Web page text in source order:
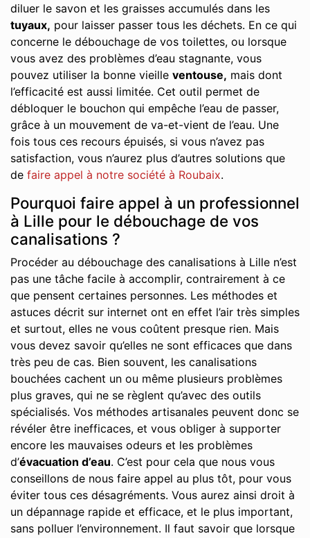
diluer le savon et les graisses accumulés dans les
tuyaux, pour laisser passer tous les déchets. En ce qui
concerne le débouchage de vos toilettes, ou lorsque
vous avez des problèmes d’eau stagnante, vous
pouvez utiliser la bonne vieille ventouse, mais dont
l’efficacité est aussi limitée. Cet outil permet de
débloquer le bouchon qui empêche l’eau de passer,
grâce à un mouvement de va-et-vient de l’eau. Une
fois tous ces recours épuisés, si vous n’avez pas
satisfaction, vous n’aurez plus d’autres solutions que
de faire appel à notre société à Roubaix.
Pourquoi faire appel à un professionnel
à Lille pour le débouchage de vos
canalisations ?
Procéder au débouchage des canalisations à Lille n’est
pas une tâche facile à accomplir, contrairement à ce
que pensent certaines personnes. Les méthodes et
astuces décrit sur internet ont en effet l’air très simples
et surtout, elles ne vous coûtent presque rien. Mais
vous devez savoir qu’elles ne sont efficaces que dans
très peu de cas. Bien souvent, les canalisations
bouchées cachent un ou même plusieurs problèmes
plus graves, qui ne se règlent qu’avec des outils
spécialisés. Vos méthodes artisanales peuvent donc se
révéler être inefficaces, et vous obliger à supporter
encore les mauvaises odeurs et les problèmes
d’évacuation d’eau. C’est pour cela que nous vous
conseillons de nous faire appel au plus tôt, pour vous
éviter tous ces désagréments. Vous aurez ainsi droit à
un dépannage rapide et efficace, et le plus important,
sans polluer l’environnement. Il faut savoir que lorsque